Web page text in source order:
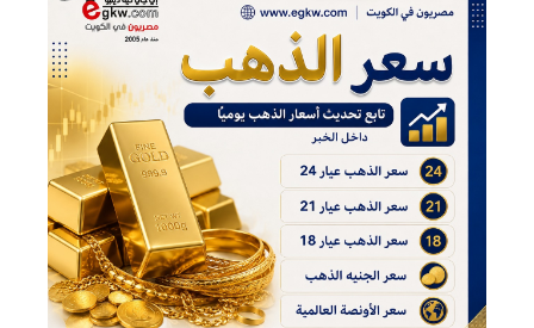
نقل عفش الكويت 50636444 فك وتركيب ايكيا محلي ...